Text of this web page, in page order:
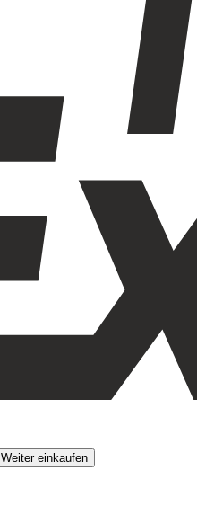
Weiter einkaufen